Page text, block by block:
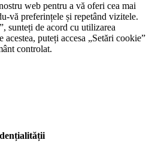
web pentru a vă oferi cea mai
vă preferințele și repetând vizitele.
sunteți de acord cu utilizarea
puteți accesa „Setări cookie”
controlat.